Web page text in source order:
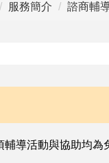
服務簡介 諮商輔
輔導活動與協助均為